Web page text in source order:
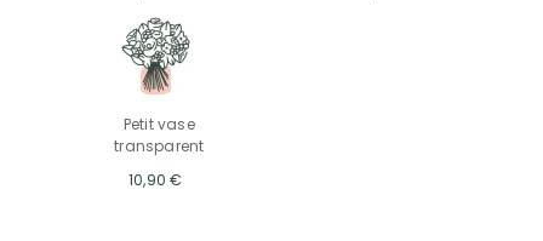
Petit vase
transparent
10,90 €